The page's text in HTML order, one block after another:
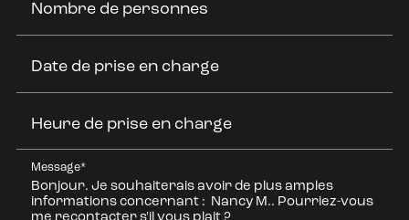
Nombre de personnes
Date de prise en charge
Heure de prise en charge
Message*